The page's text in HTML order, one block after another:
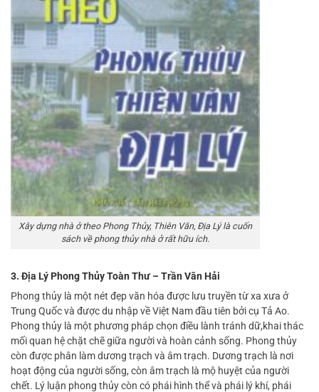
Xây dựng nhà ở theo Phong Thủy, Thiên Văn, Địa Lý là cuốn
sách về phong thủy nhà ở rất hữu ích.
3. Địa Lý Phong Thủy Toàn Thư – Trần Văn Hải
Phong thủy là một nét đẹp văn hóa được lưu truyền từ xa xưa ở
Trung Quốc và được du nhập về Việt Nam đầu tiên bởi cụ Tả Ao.
Phong thủy là một phương pháp chọn điều lành tránh dữ,khai thác
mối quan hệ chặt chẽ giữa người và hoàn cảnh sống. Phong thủy
còn được phân làm dương trạch và âm trạch. Dương trạch là nơi
hoạt động của người sống, còn âm trạch là mộ huyệt của người
chết. Lý luận phong thủy còn có phái hình thể và phái lý khí, phái